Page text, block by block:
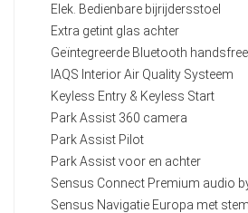
Elek. Bedienbare bijrijdersstoel
Extra getint glas achter
Geïntegreerde Bluetooth
IAQS Interior Air Quality Systeem
Keyless Entry & Keyless Start
Park Assist 360 camera
Park Assist Pilot
Park Assist voor en achter
Sensus Connect Premium audio
Sensus Navigatie Europa met